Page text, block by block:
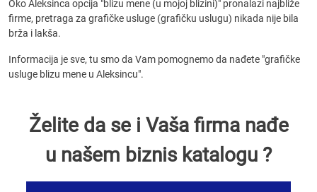
Oko Aleksinca opcija "blizu mene (u mojoj blizini)" pronalazi najbliže
firme, pretraga za grafičke usluge (grafičku uslugu) nikada nije bila
brža i lakša.
Informacija je sve, tu smo da Vam pomognemo da nađete "grafičke
usluge blizu mene u Aleksincu".
Želite da se i Vaša firma nađe
u našem biznis katalogu ?